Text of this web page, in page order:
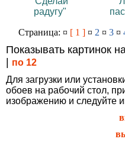
радугу"
Страница: ¤ [ 1 ]¤ 2 ¤ 3¤
Показывать картинок
по 12
Для загрузки или
обоев на рабочий стол,
изображению и следуйте